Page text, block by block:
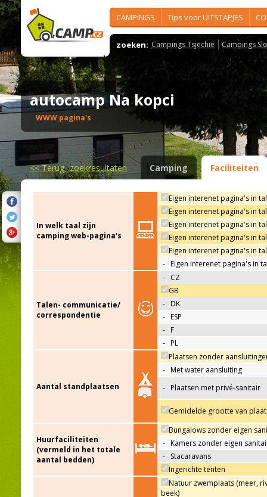
CAMPINGS Tips voor UITSTAPJES
zoeken: Campings Tsjechië Campings
autocamp Na kopci
WWW pagina's
<<Terug- zoekresultaten Camping Faciliteiten
In welk taal zijn
camping web-pagina's
Eigen interenet pagina's in
Eigen interenet pagina's in
Eigen interenet pagina's in
Eigen interenet pagina's in
Eigen interenet pagina's in
- Eigen interenet pagina's in
Talen- communicatie/
correspondentie
- CZ
GB
- DK
- ESP
- F
- PL
Aantal standplaatsen
Plaatsen zonder
- Met water aansluiting
- Plaatsen met privé-sanitair
Gemidelde grootte van
Huurfaciliteiten
(vermeld in het totale
aantal bedden)
Bungalows zonder eigen
- Kamers zonder eigen
- Stacaravans
Ingerichte tenten
Natuur zwemplaats (meer,
beek)